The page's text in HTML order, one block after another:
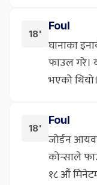
18'
Foul
घानाका
फाउल गरे।
भएको थियो।
18'
Foul
जोर्डन
कोन्साले
१८ औं